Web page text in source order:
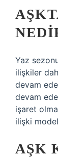
Yaz
ilişkiler
devam
devam
işaret
ilişki
AŞK